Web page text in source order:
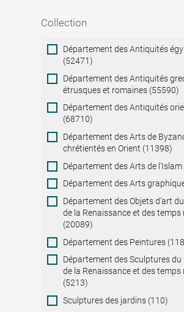
Collection
Collection
Département des Antiquités
(52471)
Département des Antiquités
étrusques et romaines (55590)
Département des Antiquités
(68710)
Département des Arts de
chrétientés en Orient (11398)
Département des Arts de
Département des Arts
Département des Objets d'art
de la Renaissance et des temps
(20089)
Département des Peintures
Département des Sculptures du
de la Renaissance et des temps
(5213)
Sculptures des jardins (110)